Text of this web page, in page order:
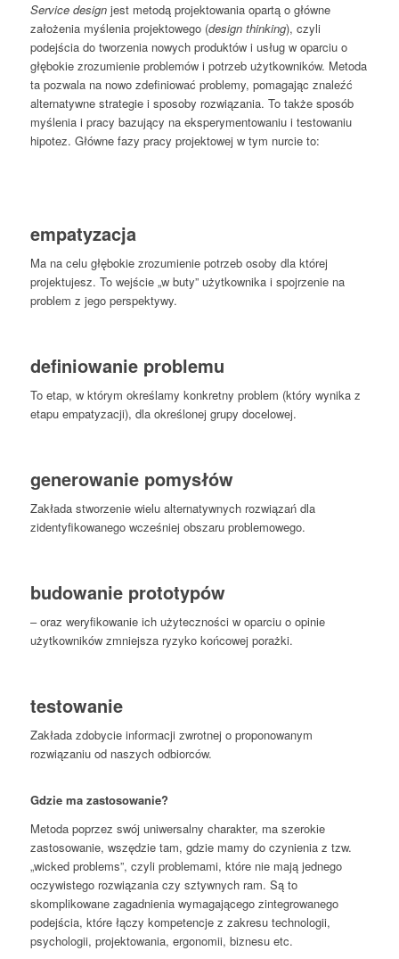
Service designjest metodą projektowania opartą o główne
założenia myślenia projektowego (design thinking), czyli
podejścia do tworzenia nowych produktów i usług w oparciu o
głębokie zrozumienie problemów i potrzeb użytkowników. Metoda
ta pozwala na nowo zdefiniować problemy, pomagając znaleźć
alternatywne strategie i sposoby rozwiązania. To także sposób
myślenia i pracy bazujący na eksperymentowaniu i testowaniu
hipotez. Główne fazy pracy projektowej w tym nurcie to:
empatyzacja
Ma na celu głębokie zrozumienie potrzeb osoby dla której
projektujesz. To wejście „w buty” użytkownika i spojrzenie na
problem z jego perspektywy.
definiowanie problemu
To etap, w którym określamy konkretny problem (który wynika z
etapu empatyzacji), dla określonej grupy docelowej.
generowanie pomysłów
Zakłada stworzenie wielu alternatywnych rozwiązań dla
zidentyfikowanego wcześniej obszaru problemowego.
budowanie prototypów
– oraz weryfikowanie ich użyteczności w oparciu o opinie
użytkowników zmniejsza ryzyko końcowej porażki.
testowanie
Zakłada zdobycie informacji zwrotnej o proponowanym
rozwiązaniu od naszych odbiorców.
Gdzie ma zastosowanie?
Metoda poprzez swój uniwersalny charakter, ma szerokie
zastosowanie, wszędzie tam, gdzie mamy do czynienia z tzw.
„wicked problems”, czyli problemami, które nie mają jednego
oczywistego rozwiązania czy sztywnych ram. Są to
skomplikowane zagadnienia wymagającego zintegrowanego
podejścia, które łączy kompetencje z zakresu technologii,
psychologii, projektowania, ergonomii, biznesu etc.